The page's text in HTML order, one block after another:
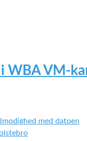
WBA VM-
med datoen